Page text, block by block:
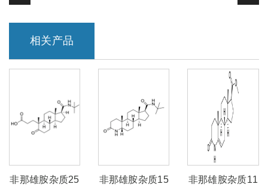
相关产品
非那雄胺杂质25 非那雄胺杂质15 非那雄胺杂质11